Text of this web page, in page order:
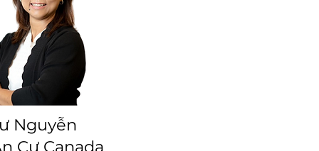
Việt tại Québec và tham gia
nhau về di trú, nhập cư Canada,
AllExperts, cùng nhiều
người sáng lập của
trong những diễn đàn Việt Nam
Nguyễn
Cư Canada